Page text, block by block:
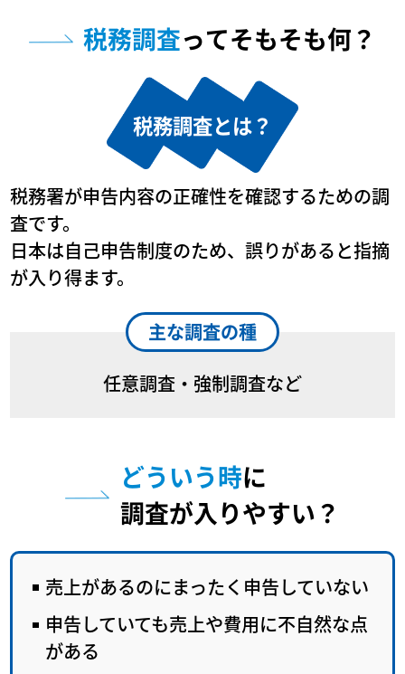
税務調査ってそもそも何？
税務調査とは？
税務署が申告内容の正確性を確認するための調
査です。
日本は自己申告制度のため、誤りがあると指摘
が入り得ます。
主な調査の種
任意調査・強制調査など
どういう時に
調査が入りやすい？
売上があるのにまったく申告していない
申告していても売上や費用に不自然な点
がある